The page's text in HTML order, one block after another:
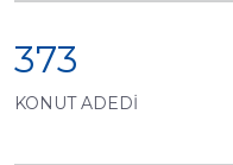
373
KONUT ADEDİ